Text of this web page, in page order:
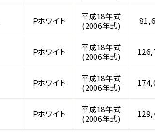
Ｐホワイト
平成18年式
(2006年式)
Ｐホワイト
平成18年式
(2006年式)
Ｐホワイト
平成18年式
(2006年式)
Ｐホワイト
平成18年式
(2006年式)